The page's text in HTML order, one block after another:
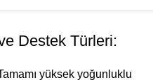
Destek Türleri:
yüksek yoğunluklu